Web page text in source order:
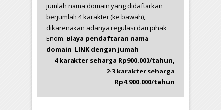
jumlah nama domain yang didaftarkan
berjumlah 4 karakter (ke bawah),
dikarenakan adanya regulasi dari pihak
Enom. Biaya pendaftaran nama
domain .LINK dengan jumah
4 karakter seharga Rp900.000/tahun,
2-3 karakter seharga
Rp4.900.000/tahun